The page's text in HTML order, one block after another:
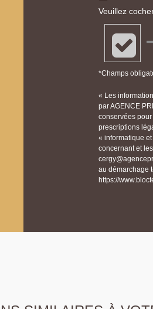
Veuillez
*Champs
« Les
par AGENCE
conservées
prescriptions
« informatique
concernant et
au démarchage
https://